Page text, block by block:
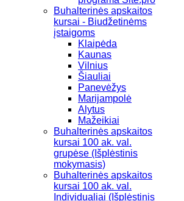
Buhalterinės apskaitos
kursai - Biudžetinėms
įstaigoms
Klaipėda
Kaunas
Vilnius
Šiauliai
Panevėžys
Marijampolė
Alytus
Mažeikiai
Buhalterinės apskaitos
kursai 100 ak. val.
grupėse (Išplėstinis
mokymasis)
Buhalterinės apskaitos
kursai 100 ak. val.
Individualiai (Išplėstinis